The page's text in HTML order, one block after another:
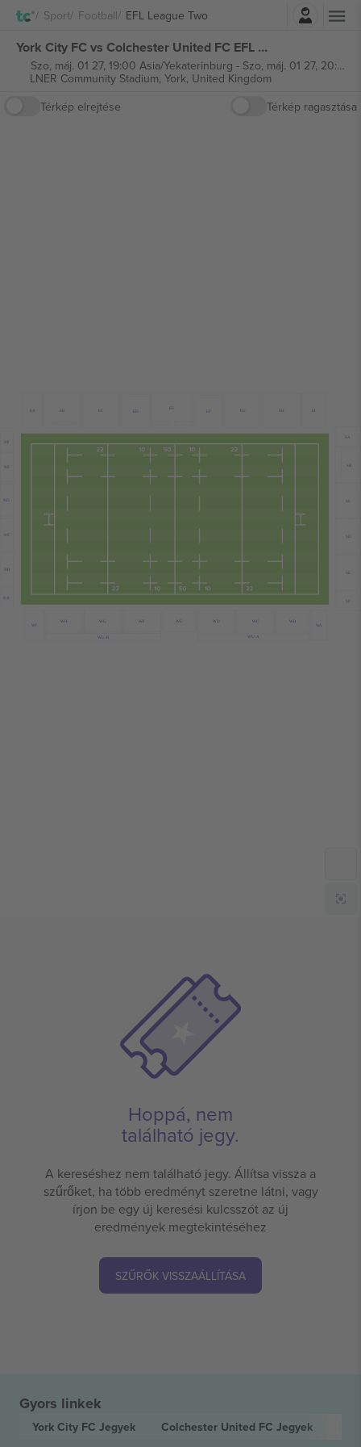
Sport Football EFL League TwoBelépés
York City FC vs Colchester United FC EFL League Two jegyek
Szo, máj. 01 27, 19:00 Asia/Yekaterinburg - Szo, máj. 01 27, 20:45 Asia/Yekaterinburg
LNER Community Stadium, York, United Kingdom
Térkép elrejtése
Térkép ragasztása
EG
EE
ED
EC
EB
EA
SA
SB
SC
SF
SE
SD
WA
WB
WC
WD
WE
WF
WG
WH
WI
WU-B WU-A
NA
NB
NE
NF
ND
NC
Hoppá, nem
található jegy.
A kereséshez nem található jegy. Állítsa vissza a
szűrőket, ha több eredményt szeretne látni, vagy
írjon be egy új keresési kulcsszót az új
eredmények megtekintéséhez
SZŰRŐK VISSZAÁLLÍTÁSA
Gyors linkek
York City FC Jegyek Colchester United FC Jegyek